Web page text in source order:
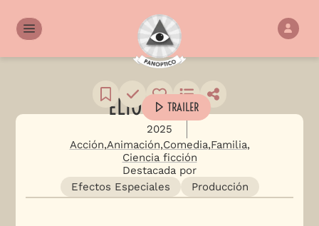
ELIO TRAILER
2025
Acción Animación Comedia Familia
Ciencia ficción
Destacada por
Efectos Especiales
Producción